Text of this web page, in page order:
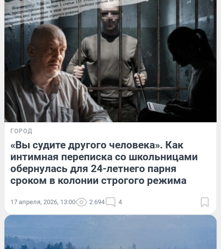
ГОРОД
«Вы судите другого человека». Как
интимная переписка со школьницами
обернулась для 24-летнего парня
сроком в колонии строгого режима
17 апреля, 2026, 13:00 2 694 4